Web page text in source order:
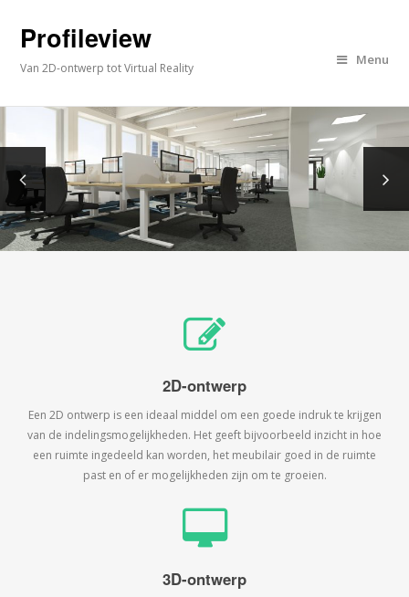
Profileview
Van 2D-ontwerp tot Virtual Reality
Menu
2D-ontwerp
Een 2D ontwerp is een ideaal middel om een goede indruk te krijgen
van de indelingsmogelijkheden. Het geeft bijvoorbeeld inzicht in hoe
een ruimte ingedeeld kan worden, het meubilair goed in de ruimte
past en of er mogelijkheden zijn om te groeien.
3D-ontwerp